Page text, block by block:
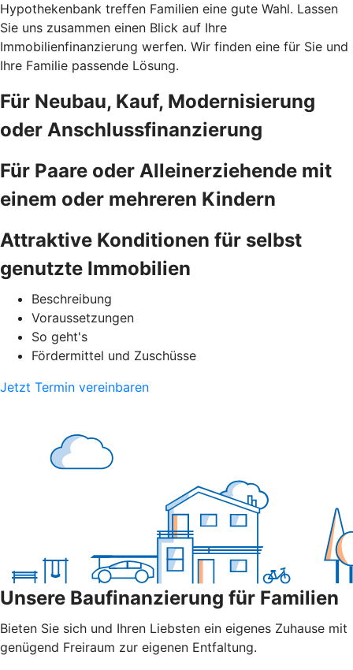
Hypothekenbank treffen Familien eine gute Wahl. Lassen
Sie uns zusammen einen Blick auf Ihre
Immobilienfinanzierung werfen. Wir finden eine für Sie und
Ihre Familie passende Lösung.
Für Neubau, Kauf, Modernisierung
oder Anschlussfinanzierung
Für Paare oder Alleinerziehende mit
einem oder mehreren Kindern
Attraktive Konditionen für selbst
genutzte Immobilien
Beschreibung
Voraussetzungen
So geht's
Fördermittel und Zuschüsse
Jetzt Termin vereinbaren
Unsere Baufinanzierung für Familien
Bieten Sie sich und Ihren Liebsten ein eigenes Zuhause mit
genügend Freiraum zur eigenen Entfaltung.